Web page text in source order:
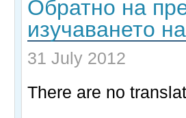
Обратно на
изучаването
31 July 2012
There are no